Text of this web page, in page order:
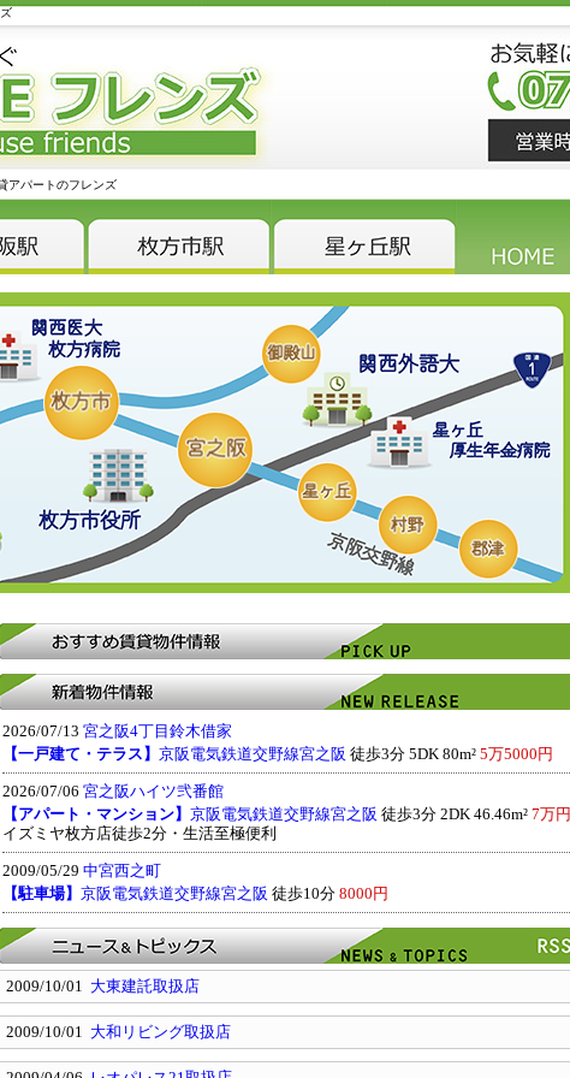
アパートのフレンズ
2026/07/13 宮之阪4丁目鈴木借家
【一戸建て・テラス】 京阪電気鉄道交野線宮之阪 徒歩3分 5DK 80m²5万5000円
2026/07/06 宮之阪ハイツ弐番館
【アパート・マンション】 京阪電気鉄道交野線宮之阪 徒歩3分 2DK 46.46m²7万円
イズミヤ枚方店徒歩2分・生活至極便利
2009/05/29 中宮西之町
【駐車場】 京阪電気鉄道交野線宮之阪 徒歩10分8000円
2009/10/01 大東建託取扱店
2009/10/01 大和リビング取扱店